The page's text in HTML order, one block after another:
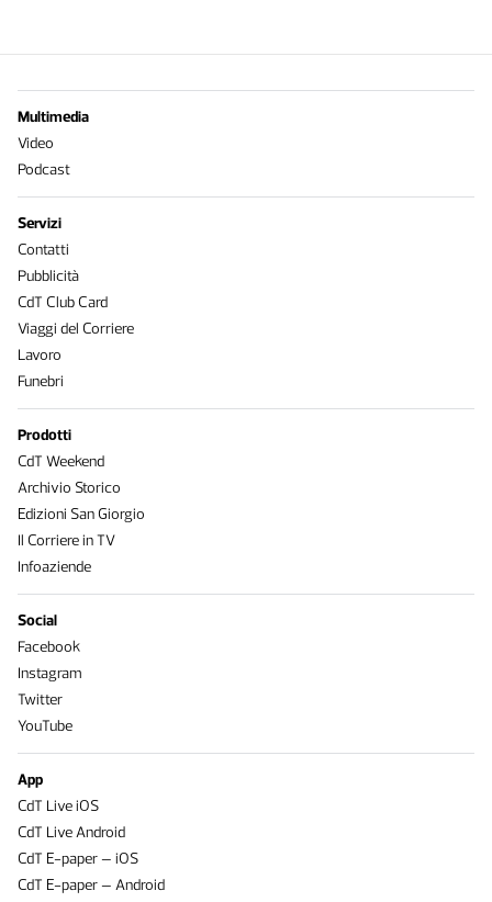
Multimedia
Video
Podcast
Servizi
Contatti
Pubblicità
CdT Club Card
Viaggi del Corriere
Lavoro
Funebri
Prodotti
CdT Weekend
Archivio Storico
Edizioni San Giorgio
Il Corriere in TV
Infoaziende
Social
Facebook
Instagram
Twitter
YouTube
App
CdT Live iOS
CdT Live Android
CdT E-paper – iOS
CdT E-paper – Android